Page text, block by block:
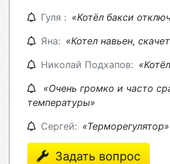
Гуля : «Котёл бакси
Яна: «Котел навьен,
Николай Подхапов:
«Очень громко и часто
температуры»
Сергей: «Терморегулятор»
Задать вопрос